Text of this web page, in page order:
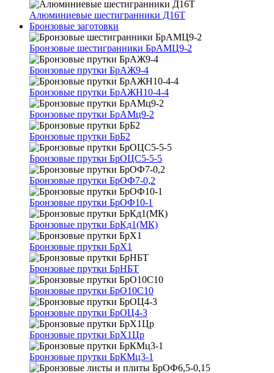
Алюминиевые шестигранники Д16Т
Бронзовые заготовки
Бронзовые шестигранники БрАМЦ9-2
Бронзовые прутки БрАЖ9-4
Бронзовые прутки БрАЖН10-4-4
Бронзовые прутки БрАМц9-2
Бронзовые прутки БрБ2
Бронзовые прутки БрОЦС5-5-5
Бронзовые прутки БрОФ7-0,2
Бронзовые прутки БрОФ10-1
Бронзовые прутки БрКд1(МК)
Бронзовые прутки БрХ1
Бронзовые прутки БрНБТ
Бронзовые прутки БрО10С10
Бронзовые прутки БрОЦ4-3
Бронзовые прутки БрХ1Цр
Бронзовые прутки БрКМц3-1